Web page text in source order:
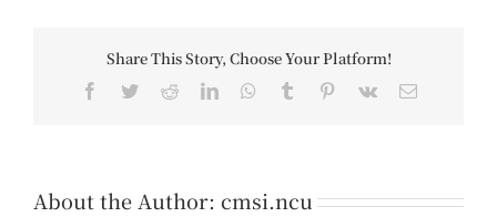
Share This Story, Choose Your Platform!
Facebook
TwitterRedditLinkedInWhatsApp
Tumblr Pinterest
Vk Email
About the Author: cmsi.ncu